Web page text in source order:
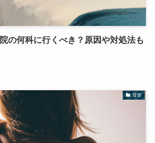
の何科に行くべき？原因や対処法も
背骨